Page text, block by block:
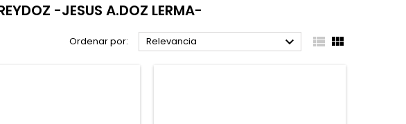
-JESUS A.DOZ LERMA-
Ordenar por: Relevancia   